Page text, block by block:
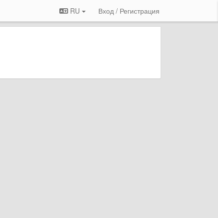
RU Вход / Регистрация